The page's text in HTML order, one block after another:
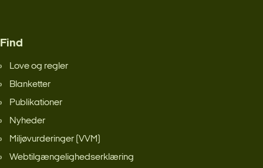
Find
Love og regler
Blanketter
Publikationer
Nyheder
Miljøvurderinger (VVM)
Webtilgængelighedserklæring